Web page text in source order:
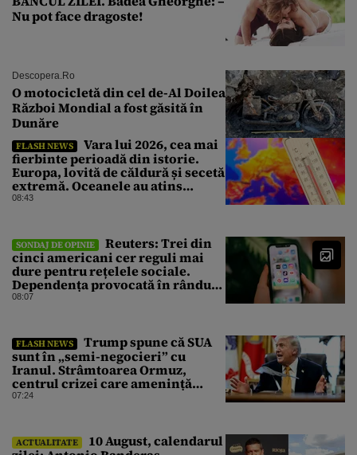
Nu pot face dragoste!
Descopera.ro
O motocicletă din cel de-Al Doilea
Război Mondial a fost găsită în
Dunăre
FLASH NEWS
Vara lui 2026, cea mai
fierbinte perioadă din istorie.
Europa, lovită de căldură și secetă
extremă. Oceanele au atins
temperaturi record
08:43
SONDAJ DE OPINIE
Reuters: Trei din
cinci americani cer reguli mai
dure pentru rețelele sociale.
Dependența provocată în rândul
copiilor, principala îngrijorare
08:07
FLASH NEWS
Trump spune că SUA
sunt în „semi-negocieri” cu
Iranul. Strâmtoarea Ormuz,
centrul crizei care amenință
piața mondială a petrolului
07:24
ACTUALITATE
10 August, calendarul